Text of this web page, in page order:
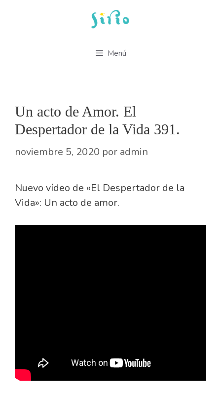
Menú
Un acto de Amor. El
Despertador de la Vida 391.
noviembre 5, 2020 por admin
Nuevo vídeo de «El Despertador de la
Vida»: Un acto de amor.